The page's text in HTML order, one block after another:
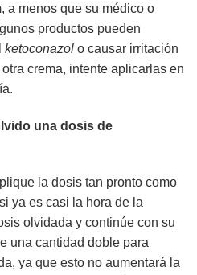
, a menos que su médico o
productos pueden
ketoconazol o causar irritación
crema, intente aplicarlas en
una dosis de
la dosis tan pronto como
ya es casi la hora de la
olvidada y continúe con su
una cantidad doble para
ya que esto no aumentará la